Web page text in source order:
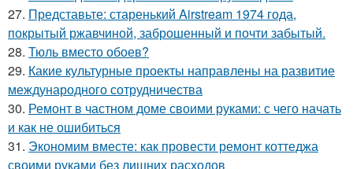
27. Представьте: старенький Airstream 1974 года,
покрытый ржавчиной, заброшенный и почти забытый.
28. Тюль вместо обоев?
29. Какие культурные проекты направлены на развитие
международного сотрудничества
30. Ремонт в частном доме своими руками: с чего начать
и как не ошибиться
31. Экономим вместе: как провести ремонт коттеджа
своими руками без лишних расходов